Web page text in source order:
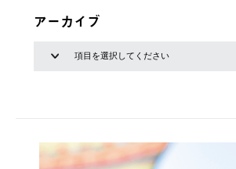
アーカイブ